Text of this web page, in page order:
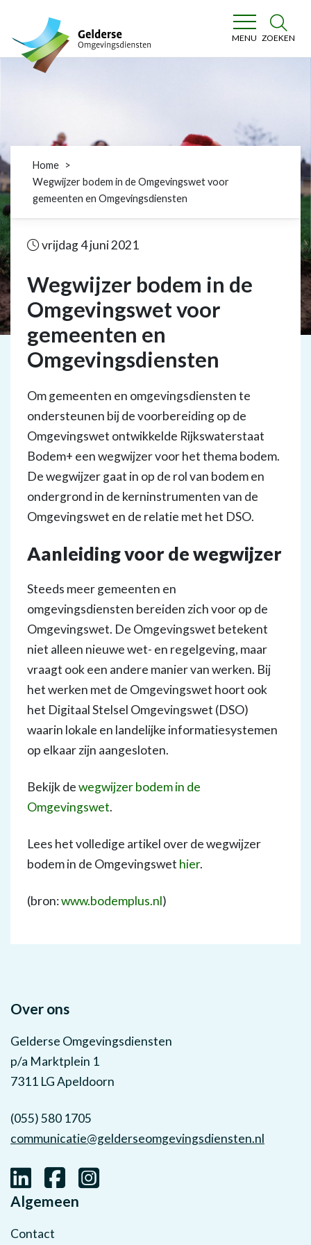
Gelderse Omgevingsdiensten
MENU ZOEKEN
Home
Wegwijzer bodem in de Omgevingswet voor
gemeenten en Omgevingsdiensten
vrijdag 4 juni 2021
Wegwijzer bodem in de
Omgevingswet voor
gemeenten en
Omgevingsdiensten
Om gemeenten en omgevingsdiensten te
ondersteunen bij de voorbereiding op de
Omgevingswet ontwikkelde Rijkswaterstaat
Bodem+ een wegwijzer voor het thema bodem.
De wegwijzer gaat in op de rol van bodem en
ondergrond in de kerninstrumenten van de
Omgevingswet en de relatie met het DSO.
Aanleiding voor de wegwijzer
Steeds meer gemeenten en
omgevingsdiensten bereiden zich voor op de
Omgevingswet. De Omgevingswet betekent
niet alleen nieuwe wet- en regelgeving, maar
vraagt ook een andere manier van werken. Bij
het werken met de Omgevingswet hoort ook
het Digitaal Stelsel Omgevingswet (DSO)
waarin lokale en landelijke informatiesystemen
op elkaar zijn aangesloten.
Bekijk dewegwijzer bodem in de
Omgevingswet.
Lees het volledige artikel over de wegwijzer
bodem in de Omgevingswet hier.
(bron:www.bodemplus.nl)
Over ons
Gelderse Omgevingsdiensten
p/a Marktplein 1
7311 LG Apeldoorn
(055) 580 1705
communicatie@gelderseomgevingsdiensten.nl
Algemeen
Contact